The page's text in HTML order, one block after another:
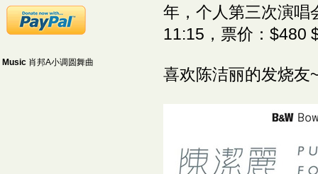
年，个人第三次演唱
11:15，票价：$480
喜欢陈洁丽的发烧友
Music 肖邦A小调圆舞曲